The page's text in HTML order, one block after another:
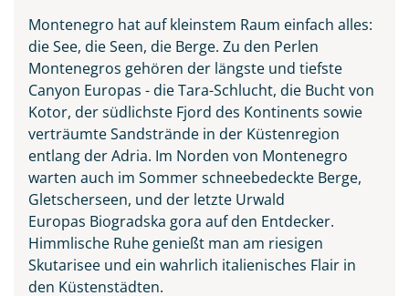
Vranjina im Skutarisee
© ollirg - stock.adobe.com
Montenegro hat auf kleinstem Raum einfach alles:
die See, die Seen, die Berge. Zu den Perlen
Montenegros gehören der längste und tiefste
Canyon Europas - die Tara-Schlucht, die Bucht von
Kotor, der südlichste Fjord des Kontinents sowie
verträumte Sandstrände in der Küstenregion
entlang der Adria. Im Norden von Montenegro
warten auch im Sommer schneebedeckte Berge,
Gletscherseen, und der letzte Urwald
Europas Biogradska gora auf den Entdecker.
Himmlische Ruhe genießt man am riesigen
Skutarisee und ein wahrlich italienisches Flair in
den Küstenstädten.